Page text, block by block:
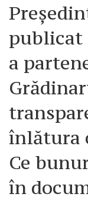
publicat
a
înlătura
Ce
în